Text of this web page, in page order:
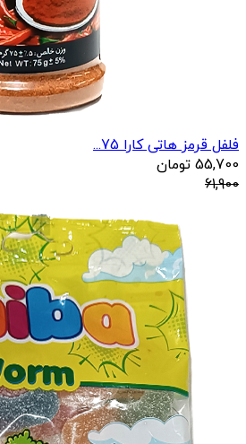
فلفل قرمز هاتی کارا 75...
55,700 تومان
61,900